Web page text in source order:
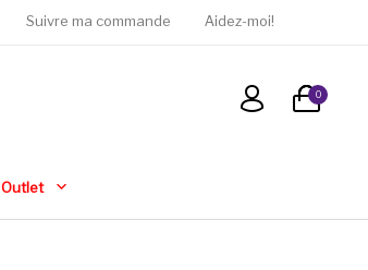
Suivre ma commande Aidez-moi!
0
Outlet